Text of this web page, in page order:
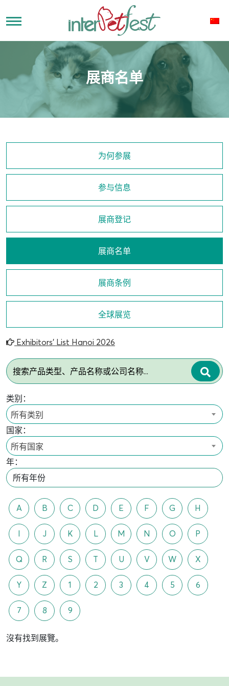
展商名单
为何参展
参与信息
展商登记
展商名单
展商条例
全球展览
Exhibitors’ List Hanoi 2026
类别：
所有类别
国家：
所有国家
年：
A B C D E F G H
I J K L M N O P
Q R S T U V W X
Y Z 1 2 3 4 5 6
7 8 9
沒有找到展覽。